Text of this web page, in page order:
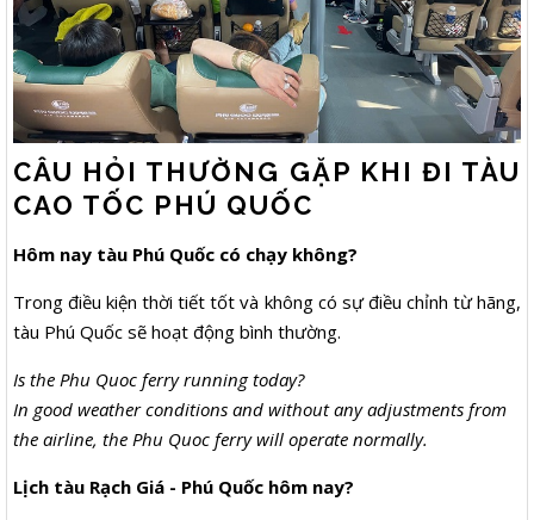
CÂU HỎI THƯỜNG GẶP KHI ĐI TÀU
CAO TỐC PHÚ QUỐC
Hôm nay tàu Phú Quốc có chạy không?
Trong điều kiện thời tiết tốt và không có sự điều chỉnh từ hãng,
tàu Phú Quốc sẽ hoạt động bình thường.
Is the Phu Quoc ferry running today?
In good weather conditions and without any adjustments from
the airline, the Phu Quoc ferry will operate normally.
Lịch tàu Rạch Giá - Phú Quốc hôm nay?